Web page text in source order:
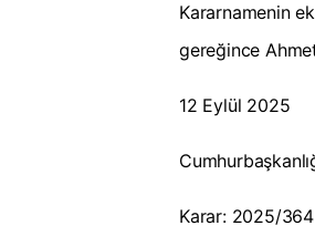
Kararnamenin
gereğince
12 Eylül 2025
Karar: 2025/364